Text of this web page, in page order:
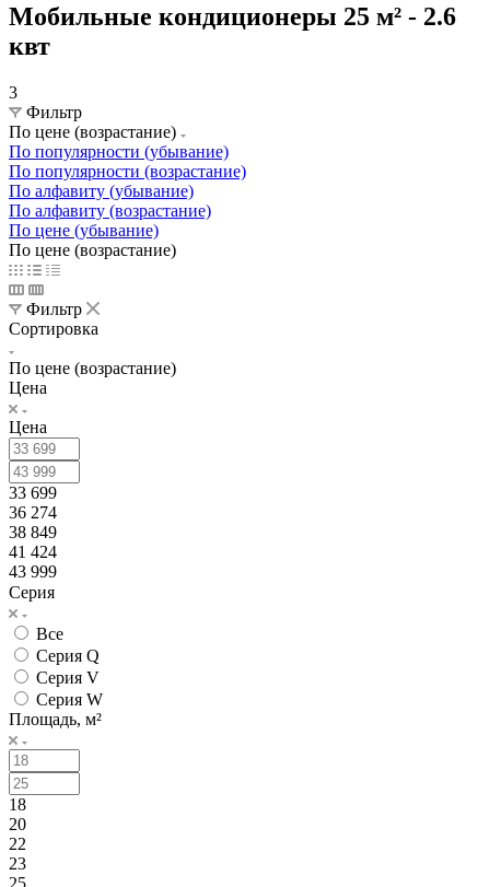
Мобильные кондиционеры 25 м² - 2.6
квт
3
Фильтр
По цене (возрастание)
По популярности (убывание)
По популярности (возрастание)
По алфавиту (убывание)
По алфавиту (возрастание)
По цене (убывание)
По цене (возрастание)
Фильтр
Сортировка
По цене (возрастание)
Цена
Цена
33 699
36 274
38 849
41 424
43 999
Серия
Все
Серия Q
Серия V
Серия W
Площадь, м²
18
20
22
23
25